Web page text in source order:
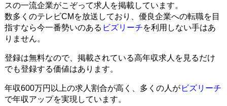
スの一流企業がこぞって求人を掲載しています。
数多くのテレビCMを放送しており、優良企業への転職を目
指すなら今一番勢いのある ビズリーチを利用しない手はあ
りません。
登録は無料なので、掲載されている高年収求人を見るだけ
でも登録する価値はあります。
年収600万円以上の求人割合が高く、多くの人が ビズリーチ
で年収アップを実現しています。